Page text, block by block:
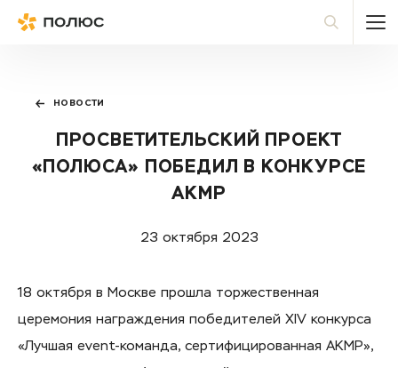
НОВОСТИ
ПРОСВЕТИТЕЛЬСКИЙ ПРОЕКТ
«ПОЛЮСА» ПОБЕДИЛ В КОНКУРСЕ
АКМР
23 октября 2023
18 октября в Москве прошла торжественная
церемония награждения победителей XIV конкурса
«Лучшая event-команда, сертифицированная АКМР»,